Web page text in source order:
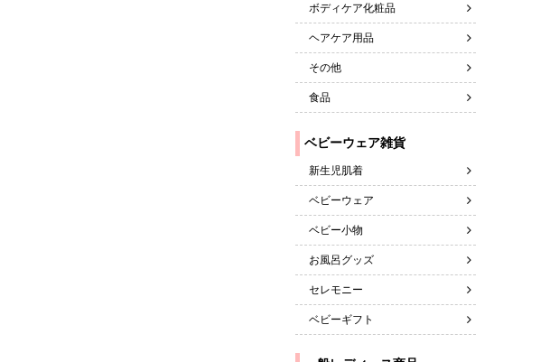
ボディケア化粧品
ヘアケア用品
その他
食品
新生児肌着
ベビーウェア
ベビー小物
お風呂グッズ
セレモニー
ベビーギフト